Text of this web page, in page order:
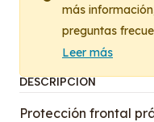
más
preguntas
Leer más
DESCRIPCIÓN
Protección frontal